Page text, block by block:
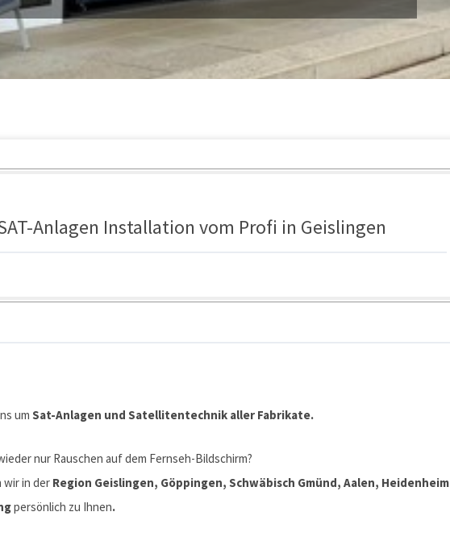
Anlagen Installation vom Profi in Geislingen
um Sat-Anlagen und Satellitentechnik aller Fabrikate.
nur Rauschen auf dem Fernseh-Bildschirm?
wir in der Region Geislingen, Göppingen, Schwäbisch Gmünd, Aalen, Heidenheim
persönlich zu Ihnen.